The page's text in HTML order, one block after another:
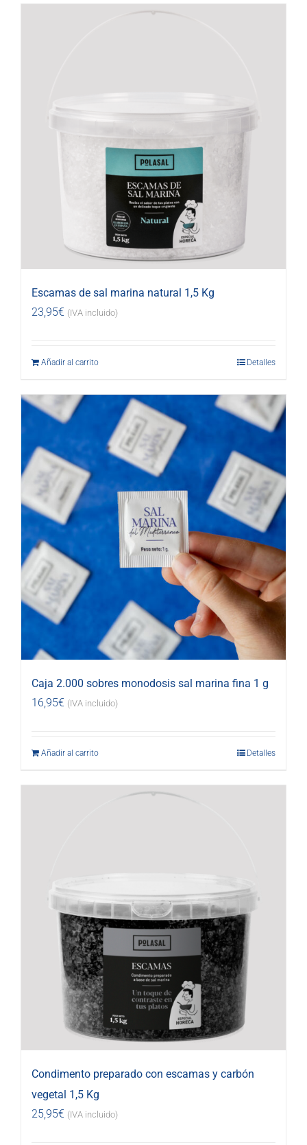
Escamas de sal marina natural 1,5 Kg
23,95€ (IVA incluido)
Añadir al carrito Detalles
Caja 2.000 sobres monodosis sal marina fina 1 g
16,95€ (IVA incluido)
Añadir al carrito Detalles
Condimento preparado con escamas y carbón
vegetal 1,5 Kg
25,95€ (IVA incluido)